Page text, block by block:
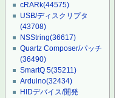
cRARk(44575)
USB/ディスクリプタ
(43708)
NSString(36617)
Quartz Composer/パッチ
(36490)
SmartQ 5(35211)
Arduino(32434)
HIDデバイス/開発